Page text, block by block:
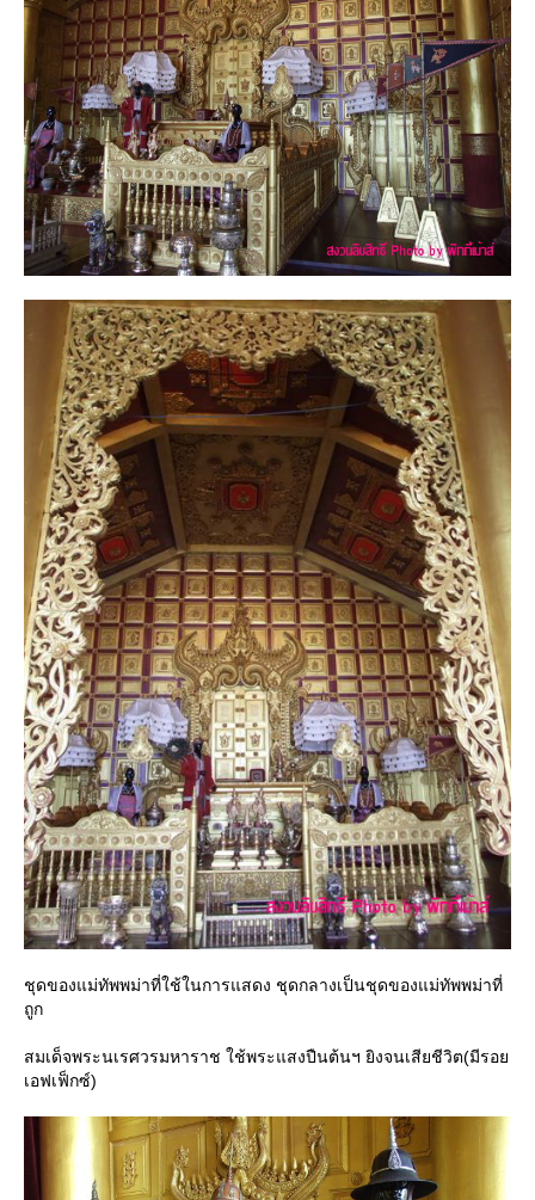
ชุดของแม่ทัพพม่าที่ใช้ในการแสดง ชุดกลางเป็นชุดของแม่ทัพพม่าที่
ถูก
สมเด็จพระนเรศวรมหาราช ใช้พระแสงปืนต้นฯ ยิงจนเสียชีวิต(มีรอย
เอฟเฟ็กซ์)